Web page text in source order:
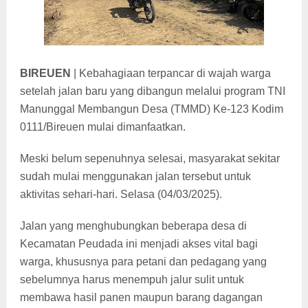
BIREUEN
| Kebahagiaan terpancar di wajah warga
setelah jalan baru yang dibangun melalui program TNI
Manunggal Membangun Desa (TMMD) Ke-123 Kodim
0111/Bireuen mulai dimanfaatkan.
Meski belum sepenuhnya selesai, masyarakat sekitar
sudah mulai menggunakan jalan tersebut untuk
aktivitas sehari-hari. Selasa (04/03/2025).
Jalan yang menghubungkan beberapa desa di
Kecamatan Peudada ini menjadi akses vital bagi
warga, khususnya para petani dan pedagang yang
sebelumnya harus menempuh jalur sulit untuk
membawa hasil panen maupun barang dagangan